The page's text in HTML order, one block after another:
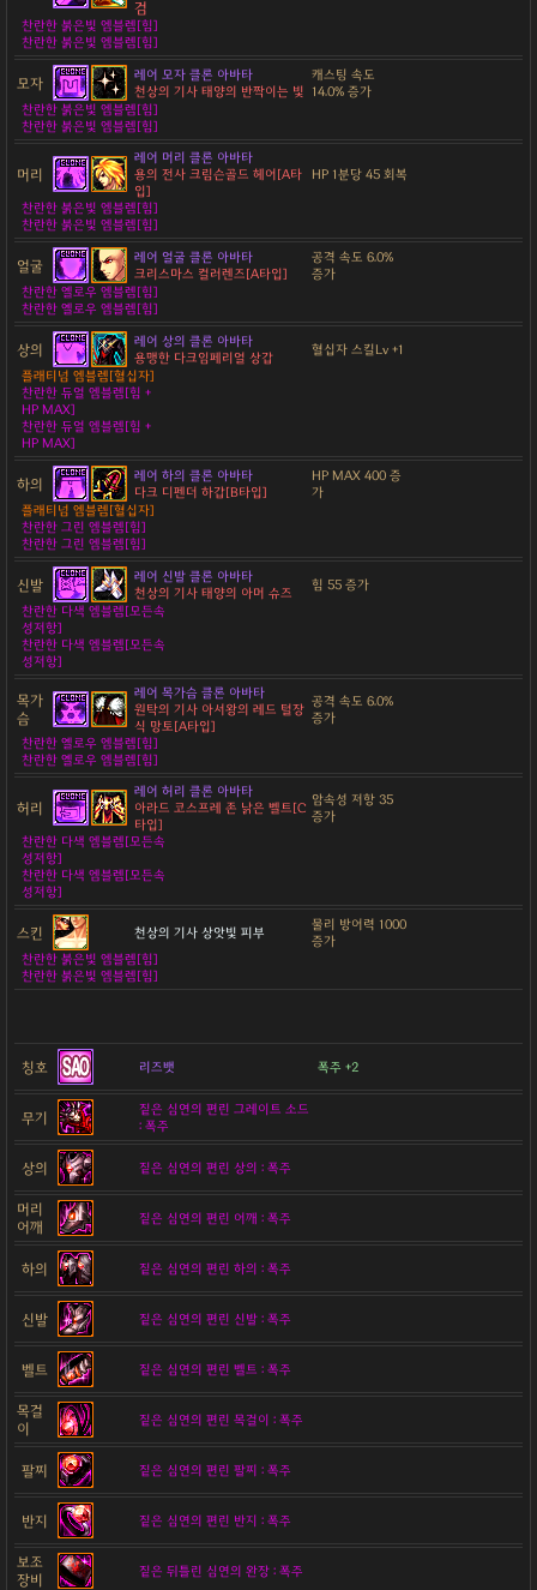
검
찬란한 붉은빛 엠블렘[힘]
찬란한 붉은빛 엠블렘[힘]
모자
레어 모자 클론 아바타
천상의 기사 태양의 반짝이는 빛
캐스팅 속도
14.0% 증가
찬란한 붉은빛 엠블렘[힘]
찬란한 붉은빛 엠블렘[힘]
머리
레어 머리 클론 아바타
용의 전사 크림슨골드 헤어[A타
입]
HP 1분당 45 회복
찬란한 붉은빛 엠블렘[힘]
찬란한 붉은빛 엠블렘[힘]
얼굴
레어 얼굴 클론 아바타
크리스마스 컬러렌즈[A타입]
공격 속도 6.0%
증가
찬란한 옐로우 엠블렘[힘]
찬란한 옐로우 엠블렘[힘]
상의
레어 상의 클론 아바타
용맹한 다크임페리얼 상갑
혈십자 스킬Lv +1
플래티넘 엠블렘[혈십자]
찬란한 듀얼 엠블렘[힘 +
HP MAX]
찬란한 듀얼 엠블렘[힘 +
HP MAX]
하의
레어 하의 클론 아바타
다크 디펜더 하갑[B타입]
HP MAX 400 증
가
플래티넘 엠블렘[혈십자]
찬란한 그린 엠블렘[힘]
찬란한 그린 엠블렘[힘]
신발
레어 신발 클론 아바타
천상의 기사 태양의 아머 슈즈
힘 55 증가
찬란한 다색 엠블렘[모든속
성저항]
찬란한 다색 엠블렘[모든속
성저항]
목가
슴
레어 목가슴 클론 아바타
원탁의 기사 아서왕의 레드 털장
식 망토[A타입]
공격 속도 6.0%
증가
찬란한 옐로우 엠블렘[힘]
찬란한 옐로우 엠블렘[힘]
허리
레어 허리 클론 아바타
아라드 코스프레 존 낡은 벨트[C
타입]
암속성 저항 35
증가
찬란한 다색 엠블렘[모든속
성저항]
찬란한 다색 엠블렘[모든속
성저항]
스킨 천상의 기사 상앗빛 피부
물리 방어력 1000
증가
찬란한 붉은빛 엠블렘[힘]
찬란한 붉은빛 엠블렘[힘]
칭호 리즈뱃 폭주 +2
무기
짙은 심연의 편린 그레이트 소드
: 폭주
상의 짙은 심연의 편린 상의 : 폭주
머리
어깨
짙은 심연의 편린 어깨 : 폭주
하의 짙은 심연의 편린 하의 : 폭주
신발 짙은 심연의 편린 신발 : 폭주
벨트 짙은 심연의 편린 벨트 : 폭주
목걸
이
짙은 심연의 편린 목걸이 : 폭주
팔찌 짙은 심연의 편린 팔찌 : 폭주
반지 짙은 심연의 편린 반지 : 폭주
보조
장비
짙은 뒤틀린 심연의 완장 : 폭주